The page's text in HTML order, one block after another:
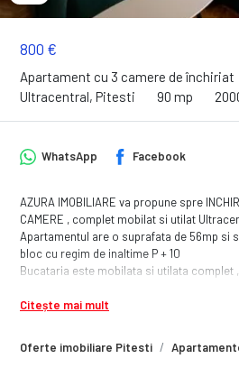
800 €
Apartament cu 3 camere de închiriat
Ultracentral, Pitesti
90 mp
Oferte imobiliare Pitesti
WhatsApp Facebook
AZURA IMOBILIARE va propune spre
CAMERE , complet mobilat si utilat
Apartamentul are o suprafata de 56mp si
bloc cu regim de inaltime P + 10
Bucataria este mobilata si utilata complet
Este ideal ca si rezidenta pentru o familie
Citește mai mult